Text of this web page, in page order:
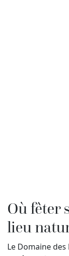
Où fêter
lieu
Le Domaine